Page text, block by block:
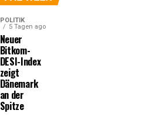
POLITIK
5 Tagen ago
Neuer
Bitkom-
DESI-Index
zeigt
Dänemark
an der
Spitze